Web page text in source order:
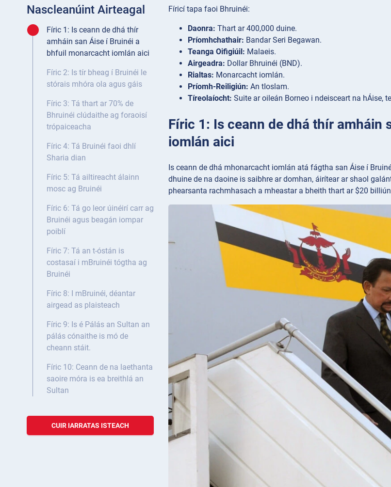
Nascleanúint Airteagal
Fíric 1: Is ceann de dhá thír
amháin san Áise í Bruinéi a
bhfuil monarcacht iomlán aici
Fíric 2: Is tír bheag í Bruinéi le
stórais mhóra ola agus gáis
Fíric 3: Tá thart ar 70% de
Bhruinéi clúdaithe ag foraoisí
trópaiceacha
Fíric 4: Tá Bruinéi faoi dhlí
Sharia dian
Fíric 5: Tá ailtireacht álainn
mosc ag Bruinéi
Fíric 6: Tá go leor úinéirí carr ag
Bruinéi agus beagán iompar
poiblí
Fíric 7: Tá an t-óstán is
costasaí i mBruinéi tógtha ag
Bruinéi
Fíric 8: I mBruinéi, déantar
airgead as plaisteach
Fíric 9: Is é Pálás an Sultan an
pálás cónaithe is mó de
cheann stáit.
Fíric 10: Ceann de na laethanta
saoire móra is ea breithlá an
Sultan
CUIR IARRATAS ISTEACH
Fíricí tapa faoi Bhruinéi:
Daonra: Thart ar 400,000 duine.
Príomhchathair: Bandar Seri Begawan.
Teanga Oifigiúil: Malaeis.
Airgeadra: Dollar Bhruinéi (BND).
Rialtas: Monarcacht iomlán.
Príomh-Reiligiún: An tIoslam.
Tíreolaíocht: Suite ar oileán Borneo i ndeisceart na hÁise,
Fíric 1: Is ceann de dhá thír
iomlán aici
Is ceann de dhá mhonarcacht iomlán atá fágtha san Áise í
dhuine de na daoine is saibhre ar domhan, áirítear ar shaol
phearsanta rachmhasach a mheastar a bheith thart ar $20